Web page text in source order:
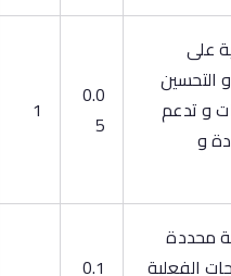
على
التحسين
و تدعم
و
0.0
5
1
محددة
الفعلية
0.1